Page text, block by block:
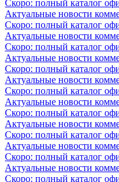
Скоро: полный каталог
Актуальные новости
Скоро: полный каталог
Актуальные новости
Скоро: полный каталог
Актуальные новости
Скоро: полный каталог
Актуальные новости
Скоро: полный каталог
Актуальные новости
Скоро: полный каталог
Актуальные новости
Скоро: полный каталог
Актуальные новости
Скоро: полный каталог
Актуальные новости
Скоро: полный каталог